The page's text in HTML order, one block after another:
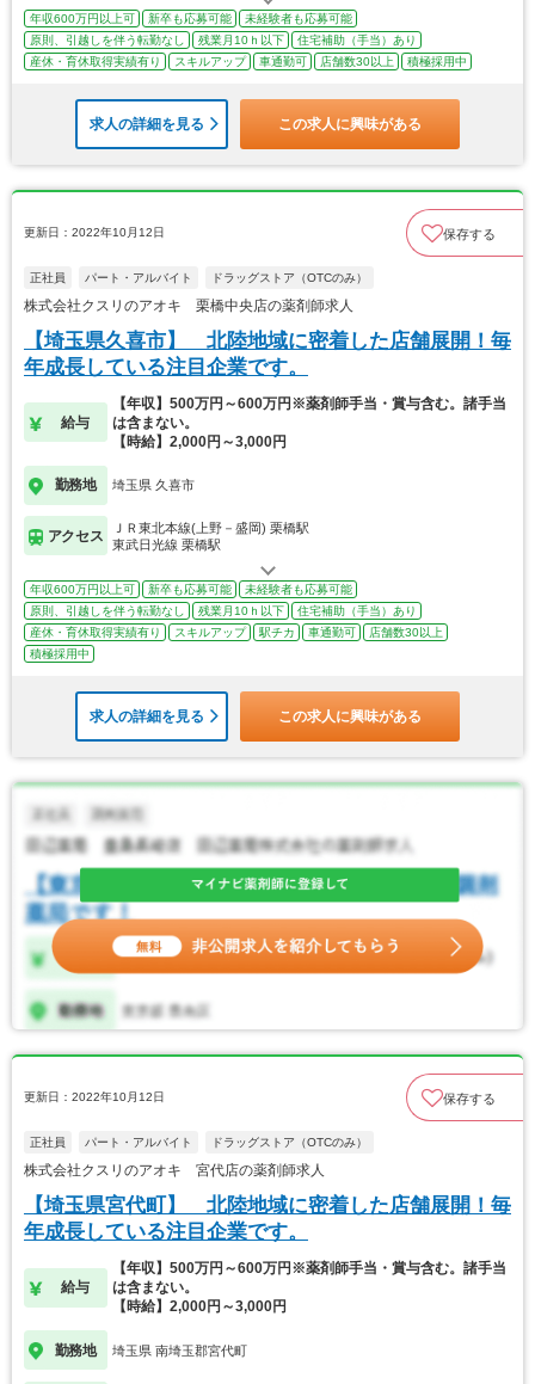
年収600万円以上可 新卒も応募可能
未経験者も応募可能
原則、引越しを伴う転勤なし
残業月10ｈ以下
住宅補助（手当）あり
産休・育休取得実績有り
スキルアップ 車通勤可 店舗数30以上 積極採用中
求人の詳細を見る この求人に興味がある
更新日：2022年10月12日 保存する
正社員 パート・アルバイト ドラッグストア（OTCのみ）
株式会社クスリのアオキ 栗橋中央店の薬剤師求人
【埼玉県久喜市】 北陸地域に密着した店舗展開！毎
年成長している注目企業です。
給与
【年収】500万円～600万円※薬剤師手当・賞与含む。諸手当
は含まない。
【時給】2,000円～3,000円
勤務地 埼玉県 久喜市
アクセス
ＪＲ東北本線(上野－盛岡) 栗橋駅
東武日光線 栗橋駅
年収600万円以上可 新卒も応募可能
未経験者も応募可能
原則、引越しを伴う転勤なし
残業月10ｈ以下
住宅補助（手当）あり
産休・育休取得実績有り
スキルアップ 駅チカ 車通勤可
店舗数30以上
積極採用中
求人の詳細を見る この求人に興味がある
更新日：2022年10月12日 保存する
正社員 パート・アルバイト ドラッグストア（OTCのみ）
株式会社クスリのアオキ 宮代店の薬剤師求人
【埼玉県宮代町】 北陸地域に密着した店舗展開！毎
年成長している注目企業です。
給与
【年収】500万円～600万円※薬剤師手当・賞与含む。諸手当
は含まない。
【時給】2,000円～3,000円
勤務地 埼玉県 南埼玉郡宮代町